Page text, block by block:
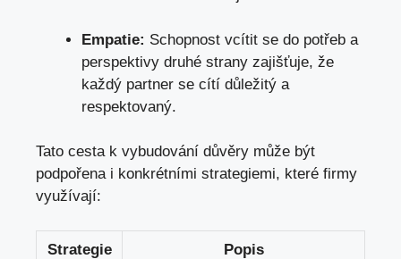
Empatie: Schopnost vcítit se do potřeb a
perspektivy druhé strany zajišťuje, že
každý partner se cítí důležitý a
respektovaný.
Tato cesta k vybudování důvěry může být
podpořena i konkrétními strategiemi, které firmy
využívají:
Strategie Popis